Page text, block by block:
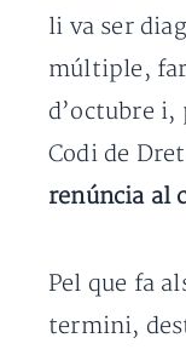
li va ser
múltiple,
d’octubre
Codi de
renúncia al
Pel que fa
termini,